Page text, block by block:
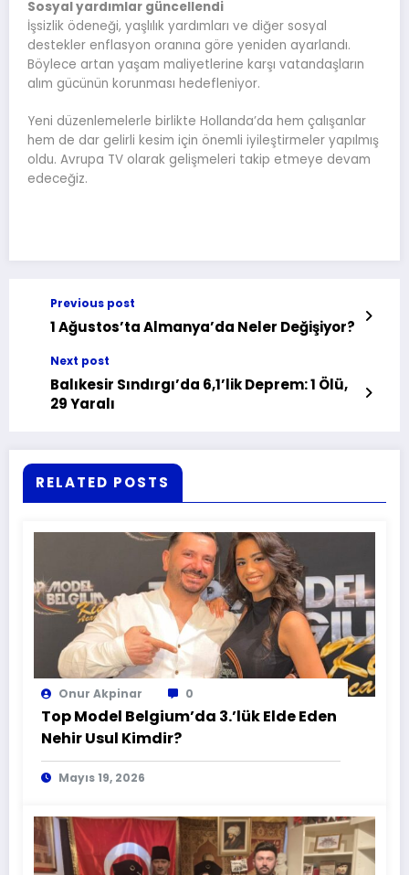
Sosyal yardımlar güncellendi
İşsizlik ödeneği, yaşlılık yardımları ve diğer sosyal
destekler enflasyon oranına göre yeniden ayarlandı.
Böylece artan yaşam maliyetlerine karşı vatandaşların
alım gücünün korunması hedefleniyor.
Yeni düzenlemelerle birlikte Hollanda’da hem çalışanlar
hem de dar gelirli kesim için önemli iyileştirmeler yapılmış
oldu. Avrupa TV olarak gelişmeleri takip etmeye devam
edeceğiz.
Previous post
1 Ağustos’ta Almanya’da Neler Değişiyor?
Next post
Balıkesir Sındırgı’da 6,1’lik Deprem: 1 Ölü,
29 Yaralı
RELATED POSTS
Onur Akpinar 0
Top Model Belgium’da 3.’lük Elde Eden
Nehir Usul Kimdir?
Mayıs 19, 2026